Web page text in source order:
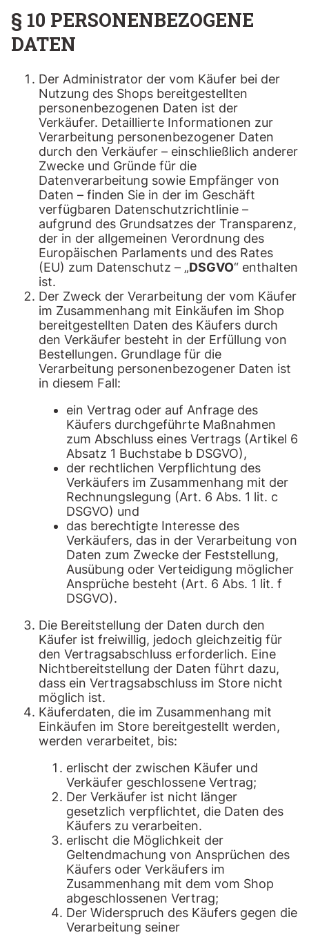
§ 10 PERSONENBEZOGENE
DATEN
Der Administrator der vom Käufer bei der
Nutzung des Shops bereitgestellten
personenbezogenen Daten ist der
Verkäufer. Detaillierte Informationen zur
Verarbeitung personenbezogener Daten
durch den Verkäufer – einschließlich anderer
Zwecke und Gründe für die
Datenverarbeitung sowie Empfänger von
Daten – finden Sie in der im Geschäft
verfügbaren Datenschutzrichtlinie –
aufgrund des Grundsatzes der Transparenz,
der in der allgemeinen Verordnung des
Europäischen Parlaments und des Rates
(EU) zum Datenschutz – „DSGVO“ enthalten
ist.
Der Zweck der Verarbeitung der vom Käufer
im Zusammenhang mit Einkäufen im Shop
bereitgestellten Daten des Käufers durch
den Verkäufer besteht in der Erfüllung von
Bestellungen. Grundlage für die
Verarbeitung personenbezogener Daten ist
in diesem Fall:
ein Vertrag oder auf Anfrage des
Käufers durchgeführte Maßnahmen
zum Abschluss eines Vertrags (Artikel 6
Absatz 1 Buchstabe b DSGVO),
der rechtlichen Verpflichtung des
Verkäufers im Zusammenhang mit der
Rechnungslegung (Art. 6 Abs. 1 lit. c
DSGVO) und
das berechtigte Interesse des
Verkäufers, das in der Verarbeitung von
Daten zum Zwecke der Feststellung,
Ausübung oder Verteidigung möglicher
Ansprüche besteht (Art. 6 Abs. 1 lit. f
DSGVO).
Die Bereitstellung der Daten durch den
Käufer ist freiwillig, jedoch gleichzeitig für
den Vertragsabschluss erforderlich. Eine
Nichtbereitstellung der Daten führt dazu,
dass ein Vertragsabschluss im Store nicht
möglich ist.
Käuferdaten, die im Zusammenhang mit
Einkäufen im Store bereitgestellt werden,
werden verarbeitet, bis:
erlischt der zwischen Käufer und
Verkäufer geschlossene Vertrag;
Der Verkäufer ist nicht länger
gesetzlich verpflichtet, die Daten des
Käufers zu verarbeiten.
erlischt die Möglichkeit der
Geltendmachung von Ansprüchen des
Käufers oder Verkäufers im
Zusammenhang mit dem vom Shop
abgeschlossenen Vertrag;
Der Widerspruch des Käufers gegen die
Verarbeitung seiner